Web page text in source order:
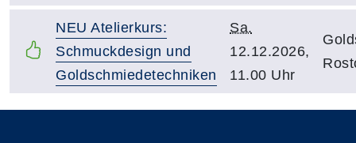
NEU Atelierkurs:
Schmuckdesign und
Goldschmiedetechniken
Sa.
12.12.2026,
11.00 Uhr